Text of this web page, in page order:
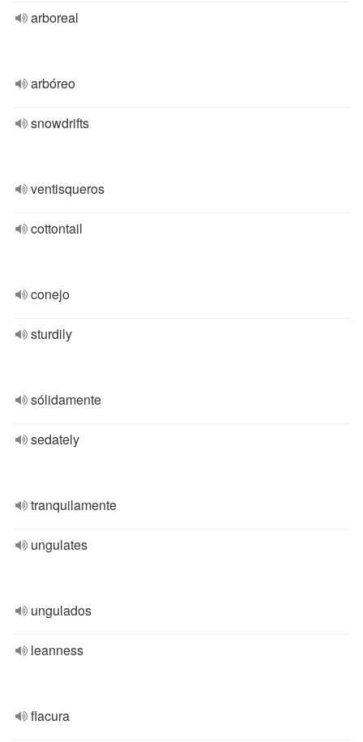
arboreal
arbóreo
snowdrifts
ventisqueros
cottontail
conejo
sturdily
sólidamente
sedately
tranquilamente
ungulates
ungulados
leanness
flacura